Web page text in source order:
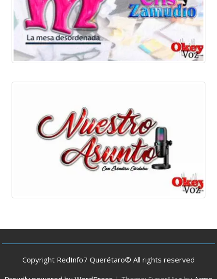
Copyright RedInfo7 Querétaro© All rights reserved